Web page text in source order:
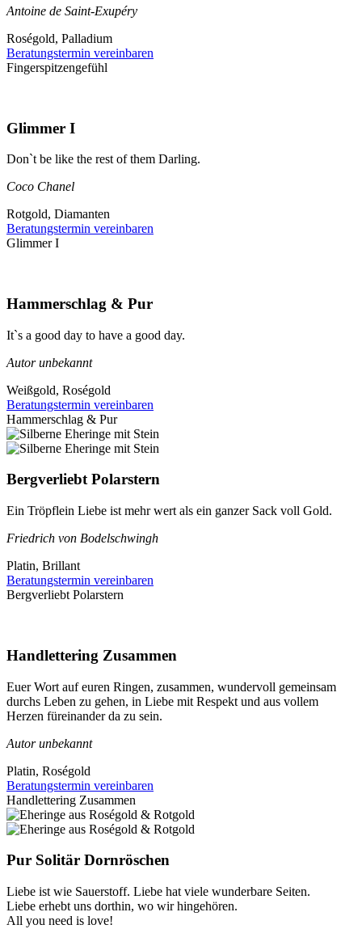
Antoine de Saint-Exupéry
Roségold, Palladium
Beratungstermin vereinbaren
Fingerspitzengefühl
Glimmer I
Don`t be like the rest of them Darling.
Coco Chanel
Rotgold, Diamanten
Beratungstermin vereinbaren
Glimmer I
Hammerschlag & Pur
It`s a good day to have a good day.
Autor unbekannt
Weißgold, Roségold
Beratungstermin vereinbaren
Hammerschlag & Pur
Bergverliebt Polarstern
Ein Tröpflein Liebe ist mehr wert als ein ganzer Sack voll Gold.
Friedrich von Bodelschwingh
Platin, Brillant
Beratungstermin vereinbaren
Bergverliebt Polarstern
Handlettering Zusammen
Euer Wort auf euren Ringen, zusammen, wundervoll gemeinsam
durchs Leben zu gehen, in Liebe mit Respekt und aus vollem
Herzen füreinander da zu sein.
Autor unbekannt
Platin, Roségold
Beratungstermin vereinbaren
Handlettering Zusammen
Pur Solitär Dornröschen
Liebe ist wie Sauerstoff. Liebe hat viele wunderbare Seiten.
Liebe erhebt uns dorthin, wo wir hingehören.
All you need is love!